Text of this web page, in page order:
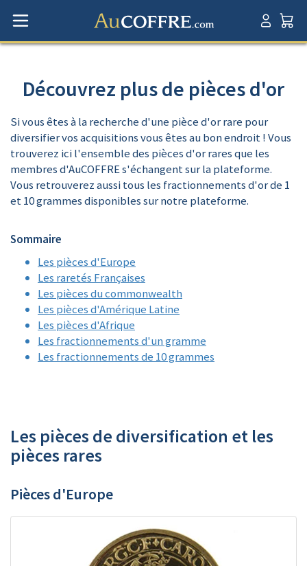
Découvrez plus de pièces d'or
Si vous êtes à la recherche d'une pièce d'or rare pour
diversifier vos acquisitions vous êtes au bon endroit ! Vous
trouverez ici l'ensemble des pièces d'or rares que les
membres d'AuCOFFRE s'échangent sur la plateforme.
Vous retrouverez aussi tous les fractionnements d'or de 1
et 10 grammes disponibles sur notre plateforme.
Sommaire
Les pièces d'Europe
Les raretés Françaises
Les pièces du commonwealth
Les pièces d'Amérique Latine
Les pièces d'Afrique
Les fractionnements d'un gramme
Les fractionnements de 10 grammes
Les pièces de diversification et les
pièces rares
Pièces d'Europe